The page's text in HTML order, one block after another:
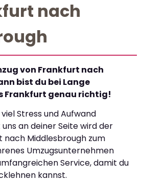
nach
von Frankfurt nach
bist du bei Lange
Frankfurt genau richtig!
Stress und Aufwand
an deiner Seite wird der
nach Middlesbrough zum
Umzugsunternehmen
Service, damit du
kannst.